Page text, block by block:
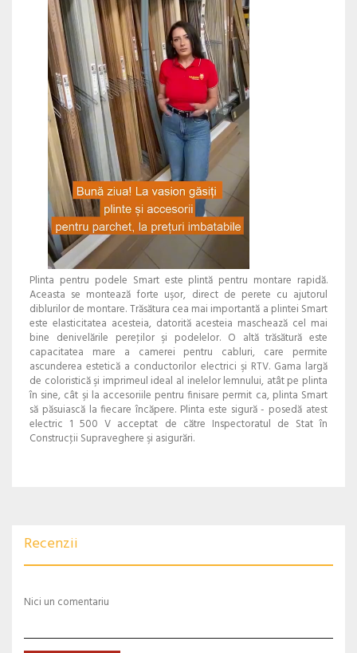
Plinta pentru podele Smart este plintă pentru montare rapidă.
Aceasta se montează forte uşor, direct de perete cu ajutorul
diblurilor de montare. Trăsătura cea mai importantă a plintei Smart
este elasticitatea acesteia, datorită acesteia maschează cel mai
bine denivelările pereţilor şi podelelor. O altă trăsătură este
capacitatea mare a camerei pentru cabluri, care permite
ascunderea estetică a conductorilor electrici şi RTV. Gama largă
de coloristică şi imprimeul ideal al inelelor lemnului, atât pe plinta
în sine, cât şi la accesoriile pentru finisare permit ca, plinta Smart
să păsuiască la fiecare încăpere. Plinta este sigură - posedă atest
electric 1 500 V acceptat de către Inspectoratul de Stat în
Construcţii Supraveghere şi asigurări.
Recenzii
Nici un comentariu